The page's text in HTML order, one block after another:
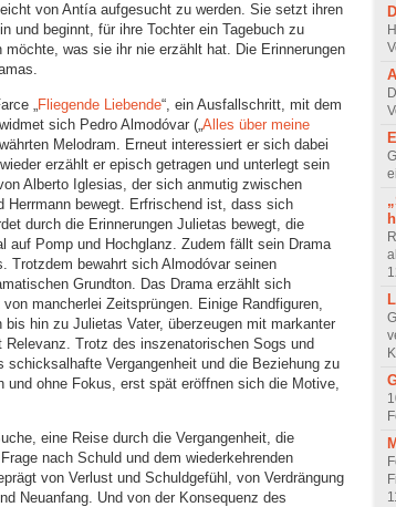
von Antía aufgesucht zu werden. Sie setzt ihren
und beginnt, für ihre Tochter ein Tagebuch zu
was sie ihr nie erzählt hat. Die Erinnerungen
„ Fliegende Liebende“, ein Ausfallschritt, mit dem
sich Pedro Almodóvar („ Alles über meine
Melodram. Erneut interessiert er sich dabei
erzählt er episch getragen und unterlegt sein
Alberto Iglesias, der sich anmutig zwischen
Herrmann bewegt. Erfrischend ist, dass sich
durch die Erinnerungen Julietas bewegt, die
auf Pomp und Hochglanz. Zudem fällt sein Drama
Trotzdem bewahrt sich Almodóvar seinen
Grundton. Das Drama erzählt sich
mancherlei Zeitsprüngen. Einige Randfiguren,
bis hin zu Julietas Vater, überzeugen mit markanter
Trotz des inszenatorischen Sogs und
schicksalhafte Vergangenheit und die Beziehung zu
und ohne Fokus, erst spät eröffnen sich die Motive,
eine Reise durch die Vergangenheit, die
nach Schuld und dem wiederkehrenden
von Verlust und Schuldgefühl, von Verdrängung
Neuanfang. Und von der Konsequenz des